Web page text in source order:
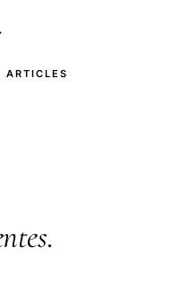
ARTICLES
.